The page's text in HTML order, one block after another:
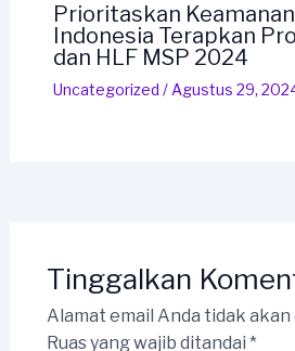
Prioritaskan
Indonesia Terapkan
dan HLF MSP 2024
Uncategorized / Agustus 29,
Tinggalkan
Alamat email Anda tidak
Ruas yang wajib ditandai *